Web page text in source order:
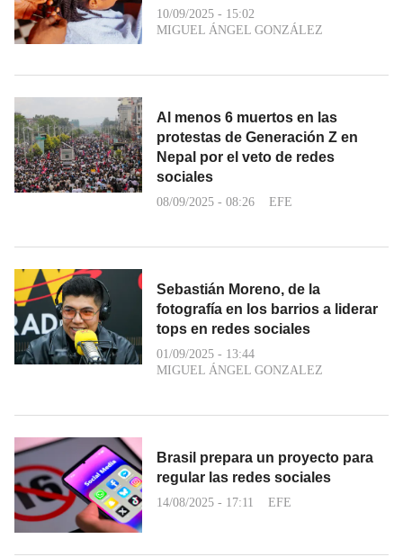
10/09/2025 - 15:02
MIGUEL ÁNGEL GONZÁLEZ
Al menos 6 muertos en las
protestas de Generación Z en
Nepal por el veto de redes
sociales
08/09/2025 - 08:26 EFE
Sebastián Moreno, de la
fotografía en los barrios a liderar
tops en redes sociales
01/09/2025 - 13:44
MIGUEL ÁNGEL GONZALEZ
Brasil prepara un proyecto para
regular las redes sociales
14/08/2025 - 17:11 EFE